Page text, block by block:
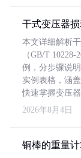
干式变压器
本文详细解析
（GB/T
例，分步骤说
实例表格，涵
快速掌握变压
2026年8月4日
铜棒的重量